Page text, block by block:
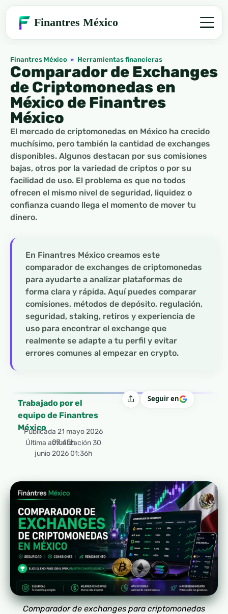
Finantres México
Finantres México » Herramientas financieras
Comparador de Exchanges
de Criptomonedas en
México de Finantres
México
El mercado de criptomonedas en México ha crecido
muchísimo, pero también la cantidad de exchanges
disponibles. Algunos destacan por sus comisiones
bajas, otros por la variedad de criptos o por su
facilidad de uso. El problema es que no todos
ofrecen el mismo nivel de seguridad, liquidez o
confianza cuando llega el momento de mover tu
dinero.
En Finantres México creamos este
comparador de exchanges de criptomonedas
para ayudarte a analizar plataformas de
forma clara y rápida. Aquí puedes comparar
comisiones, métodos de depósito, regulación,
seguridad, staking, retiros y experiencia de
uso para encontrar el exchange que
realmente se adapte a tu perfil y evitar
errores comunes al empezar en crypto.
Trabajado por el
equipo de Finantres
México
Publicada 21 mayo 2026
07:45h
Última actualización 30
junio 2026 01:36h
CompartirSeguir en
Comparador de exchanges para criptomonedas